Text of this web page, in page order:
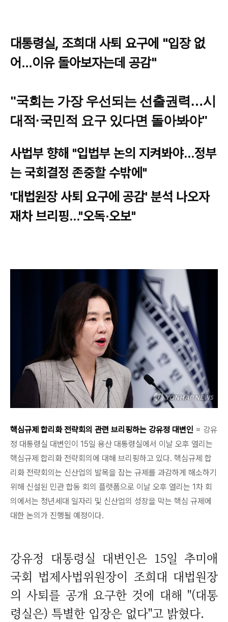
대통령실, 조희대 사퇴 요구에 "입장 없
어…이유 돌아보자는데 공감"
"국회는 가장 우선되는 선출권력…시
대적·국민적 요구 있다면 돌아봐야"
사법부 향해 "입법부 논의 지켜봐야…정부
는 국회결정 존중할 수밖에"
'대법원장 사퇴 요구에 공감' 분석 나오자
재차 브리핑…"오독·오보"
핵심규제 합리화 전략회의 관련 브리핑하는 강유정 대변인 = 강유
정 대통령실 대변인이 15일 용산 대통령실에서 이날 오후 열리는
핵심규제 합리화 전략회의에 대해 브리핑하고 있다. 핵심규제 합
리화 전략회의는 신산업의 발목을 잡는 규제를 과감하게 해소하기
위해 신설된 민관 합동 회의 플랫폼으로 이날 오후 열리는 1차 회
의에서는 청년세대 일자리 및 신산업의 성장을 막는 핵심 규제에
대한 논의가 진행될 예정이다.
강유정 대통령실 대변인은 15일 추미애
국회 법제사법위원장이 조희대 대법원장
의 사퇴를 공개 요구한 것에 대해 "(대통
령실은) 특별한 입장은 없다"고 밝혔다.